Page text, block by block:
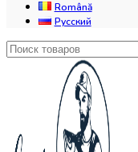
Română
Русский